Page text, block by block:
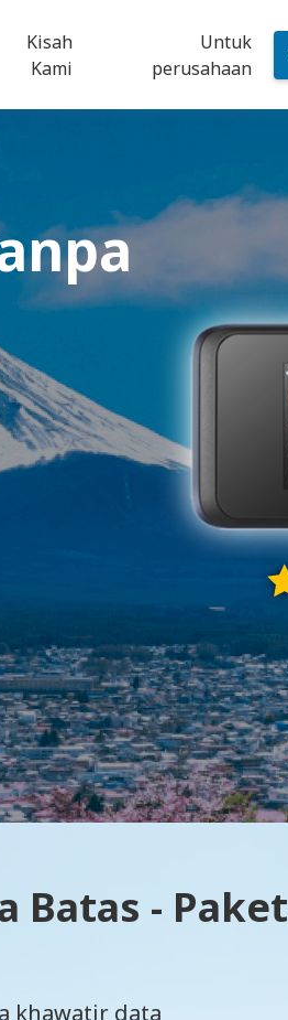
Kisah
Kami
Untuk
perusahaan
Batas - Paket
khawatir data